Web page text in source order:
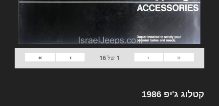
«
‹
1 של16
›
»
קטלוג ג'יפ 1986